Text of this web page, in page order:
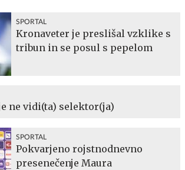
SPORTAL
Kronaveter je preslišal vzklike s
tribun in se posul s pepelom
ne vidi(ta) selektor(ja)
SPORTAL
Pokvarjeno rojstnodnevno
presenečenje Maura